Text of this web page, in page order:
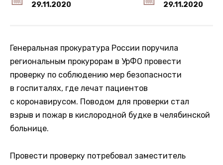
29.11.2020 29.11.2020
Генеральная прокуратура России поручила
региональным прокурорам в УрФО провести
проверку по соблюдению мер безопасности
в госпиталях, где лечат пациентов
с коронавирусом. Поводом для проверки стал
взрыв и пожар в кислородной будке в челябинской
больнице.
Провести проверку потребовал заместитель